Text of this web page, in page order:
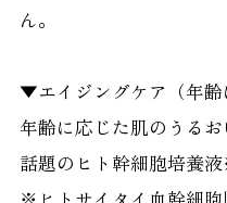
ん。
▼エイジングケア（年齢
年齢に応じた肌のうるお
話題のヒト幹細胞培養